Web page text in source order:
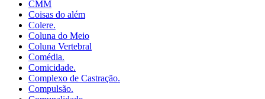
CMM
Coisas do além
Colere.
Coluna do Meio
Coluna Vertebral
Comédia.
Comicidade.
Complexo de Castração.
Compulsão.